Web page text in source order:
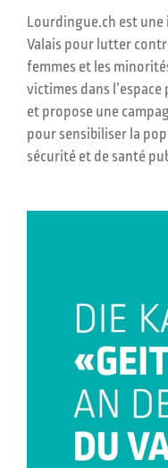
Lourdingue.ch est
Valais pour lutter
femmes et les
victimes dans
et propose une
pour sensibiliser la
sécurité et de santé